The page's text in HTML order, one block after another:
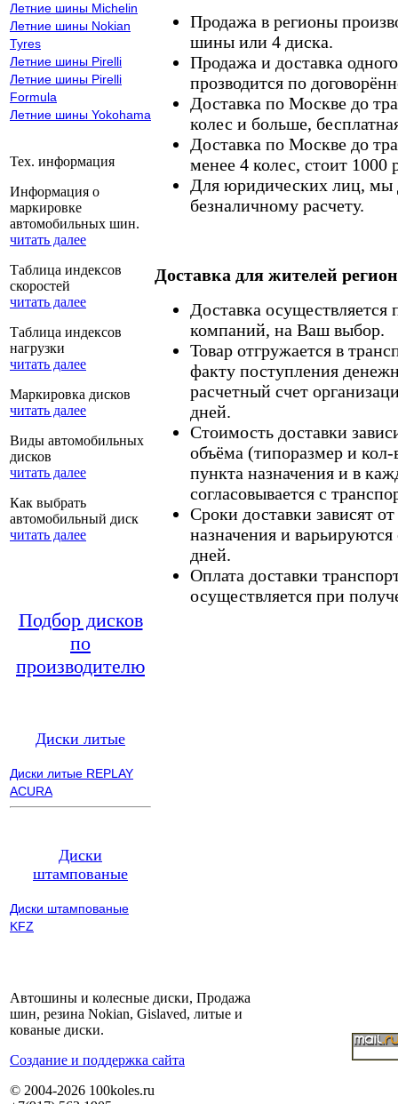
Летние шины Michelin
Летние шины Nokian
Tyres
Летние шины Pirelli
Летние шины Pirelli
Formula
Летние шины Yokohama
Тех. информация
Информация о
маркировке
автомобильных шин.
читать далее
Таблица индексов
скоростей
читать далее
Таблица индексов
нагрузки
читать далее
Маркировка дисков
читать далее
Виды автомобильных
дисков
читать далее
Как выбрать
автомобильный диск
читать далее
Подбор дисков
по
производителю
Диски литые
Диски литые REPLAY
ACURA
Диски
штампованые
Диски штампованые
KFZ
Продажа в регионы
шины или 4 диска.
Продажа и доставка
прозводится по
Доставка по Москве до
колес и больше,
Доставка по Москве до
менее 4 колес, стоит 1000
Для юридических лиц, мы
безналичному расчету.
Доставка для жителей
Доставка
компаний, на Ваш выбор.
Товар отгружается в
факту поступления
расчетный счет
дней.
Стоимость доставки
объёма (типоразмер и кол-
пункта назначения и в
согласовывается с
Сроки доставки зависят
назначения и
дней.
Оплата доставки
осуществляется при
Автошины и колесные диски, Продажа
шин, резина Nokian, Gislaved, литые и
кованые диски.
Cоздание и поддержка сайта
© 2004-2026 100koles.ru